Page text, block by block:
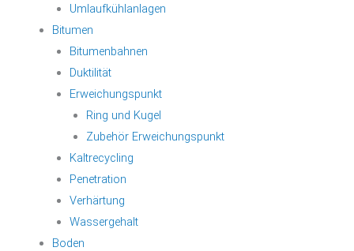
Umlaufkühlanlagen
Bitumen
Bitumenbahnen
Duktilität
Erweichungspunkt
Ring und Kugel
Zubehör Erweichungspunkt
Kaltrecycling
Penetration
Verhärtung
Wassergehalt
Boden